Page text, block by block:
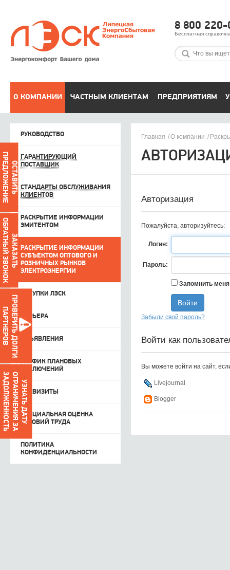
8 800
Бесплатная
О КОМПАНИИ ЧАСТНЫМ КЛИЕНТАМ ПРЕДПРИЯТИЯМ
Главная О компании
Авторизация
Пожалуйста, авторизуйтесь:
Логин:
Пароль:
Запомнить
Забыли свой пароль?
Войти как
Вы можете войти на сайт,
Livejournal
Blogger
РУКОВОДСТВО
ГАРАНТИРУЮЩИЙ
ПОСТАВЩИК
СТАНДАРТЫ ОБСЛУЖИВАНИЯ
КЛИЕНТОВ
РАСКРЫТИЕ ИНФОРМАЦИИ
ЭМИТЕНТОМ
РАСКРЫТИЕ ИНФОРМАЦИИ
СУБЪЕКТОМ ОПТОВОГО И
РОЗНИЧНЫХ РЫНКОВ
ЭЛЕКТРОЭНЕРГИИ
ЗАКУПКИ ЛЭСК
КАРЬЕРА
ОБЪЯВЛЕНИЯ
ГРАФИК ПЛАНОВЫХ
ОТКЛЮЧЕНИЙ
РЕКВИЗИТЫ
СПЕЦИАЛЬНАЯ ОЦЕНКА
УСЛОВИЙ ТРУДА
ПОЛИТИКА
КОНФИДЕНЦИАЛЬНОСТИ
ОСТАВИТЬ
ПРЕДЛОЖЕНИЕ
ЗАКАЗАТЬ
ОБРАТНЫЙ ЗВОНОК
ПРОВЕРИТЬ ДОЛГИ
ПАРТНЕРОВ
УЗНАТЬ ДАТУ
О
Г
Р
А
Н
И
Ч
Е
Н
И
Я
З
А
З
А
Д
О
Л
Ж
Е
Н
Н
О
С
Т
Ь